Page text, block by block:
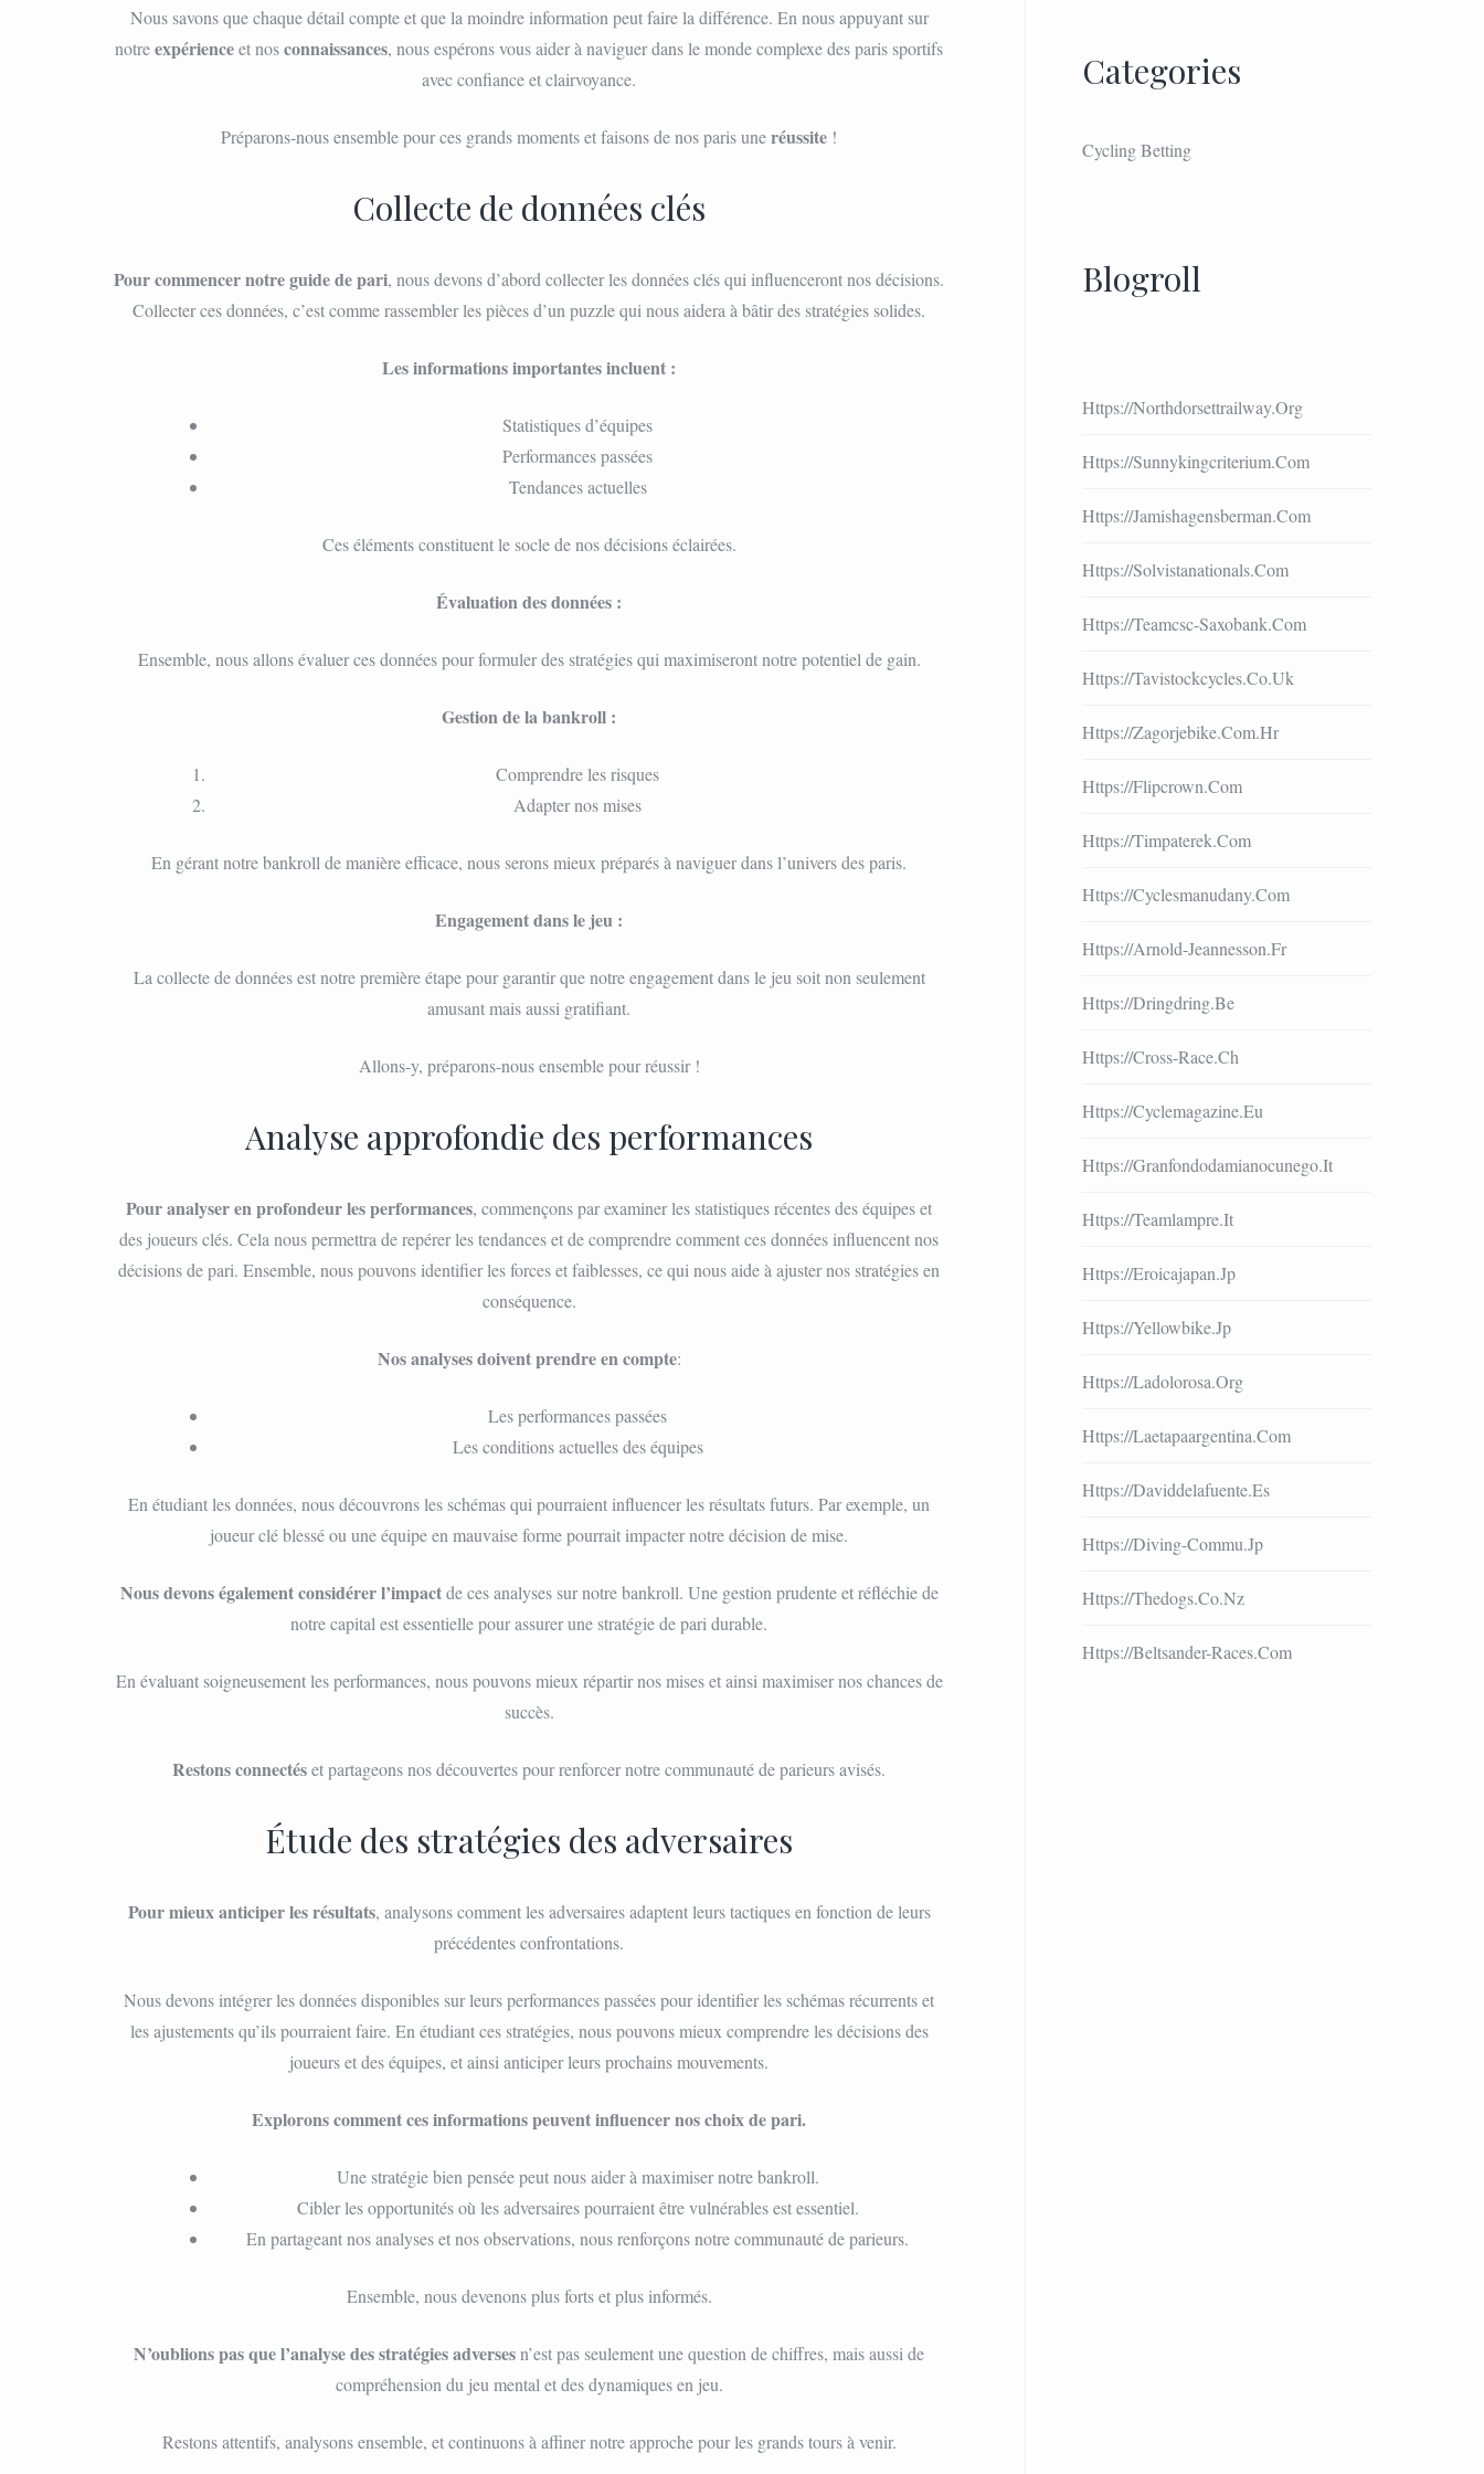
Nous savons que chaque détail compte et que la moindre information peut faire la différence. En nous appuyant sur
notreexpérienceet nosconnaissances, nous espérons vous aider à naviguer dans le monde complexe des paris sportifs
avec confiance et clairvoyance.
Préparons-nous ensemble pour ces grands moments et faisons de nos paris uneréussite !
Collecte de données clés
Pour commencer notre guide de pari, nous devons d’abord collecter les données clés qui influenceront nos décisions.
Collecter ces données, c’est comme rassembler les pièces d’un puzzle qui nous aidera à bâtir des stratégies solides.
Les informations importantes incluent :
Statistiques d’équipes
Performances passées
Tendances actuelles
Ces éléments constituent le socle de nos décisions éclairées.
Évaluation des données :
Ensemble, nous allons évaluer ces données pour formuler des stratégies qui maximiseront notre potentiel de gain.
Gestion de la bankroll :
Comprendre les risques
Adapter nos mises
En gérant notre bankroll de manière efficace, nous serons mieux préparés à naviguer dans l’univers des paris.
Engagement dans le jeu :
La collecte de données est notre première étape pour garantir que notre engagement dans le jeu soit non seulement
amusant mais aussi gratifiant.
Allons-y, préparons-nous ensemble pour réussir !
Analyse approfondie des performances
Pour analyser en profondeur les performances, commençons par examiner les statistiques récentes des équipes et
des joueurs clés. Cela nous permettra de repérer les tendances et de comprendre comment ces données influencent nos
décisions de pari. Ensemble, nous pouvons identifier les forces et faiblesses, ce qui nous aide à ajuster nos stratégies en
conséquence.
Nos analyses doivent prendre en compte:
Les performances passées
Les conditions actuelles des équipes
En étudiant les données, nous découvrons les schémas qui pourraient influencer les résultats futurs. Par exemple, un
joueur clé blessé ou une équipe en mauvaise forme pourrait impacter notre décision de mise.
Nous devons également considérer l’impactde ces analyses sur notre bankroll. Une gestion prudente et réfléchie de
notre capital est essentielle pour assurer une stratégie de pari durable.
En évaluant soigneusement les performances, nous pouvons mieux répartir nos mises et ainsi maximiser nos chances de
succès.
Restons connectéset partageons nos découvertes pour renforcer notre communauté de parieurs avisés.
Étude des stratégies des adversaires
Pour mieux anticiper les résultats, analysons comment les adversaires adaptent leurs tactiques en fonction de leurs
précédentes confrontations.
Nous devons intégrer les données disponibles sur leurs performances passées pour identifier les schémas récurrents et
les ajustements qu’ils pourraient faire. En étudiant ces stratégies, nous pouvons mieux comprendre les décisions des
joueurs et des équipes, et ainsi anticiper leurs prochains mouvements.
Explorons comment ces informations peuvent influencer nos choix de pari.
Une stratégie bien pensée peut nous aider à maximiser notre bankroll.
Cibler les opportunités où les adversaires pourraient être vulnérables est essentiel.
En partageant nos analyses et nos observations, nous renforçons notre communauté de parieurs.
Ensemble, nous devenons plus forts et plus informés.
N’oublions pas que l’analyse des stratégies adversesn’est pas seulement une question de chiffres, mais aussi de
compréhension du jeu mental et des dynamiques en jeu.
Restons attentifs, analysons ensemble, et continuons à affiner notre approche pour les grands tours à venir.
Categories
Cycling Betting
Blogroll
Https://northdorsettrailway.org
Https://sunnykingcriterium.com
Https://jamishagensberman.com
Https://solvistanationals.com
Https://teamcsc-Saxobank.com
Https://tavistockcycles.co.uk
Https://zagorjebike.com.hr
Https://flipcrown.com
Https://timpaterek.com
Https://cyclesmanudany.com
Https://arnold-Jeannesson.fr
Https://dringdring.be
Https://cross-Race.ch
Https://cyclemagazine.eu
Https://granfondodamianocunego.it
Https://teamlampre.it
Https://eroicajapan.jp
Https://yellowbike.jp
Https://ladolorosa.org
Https://laetapaargentina.com
Https://daviddelafuente.es
Https://diving-Commu.jp
Https://thedogs.co.nz
Https://beltsander-Races.com